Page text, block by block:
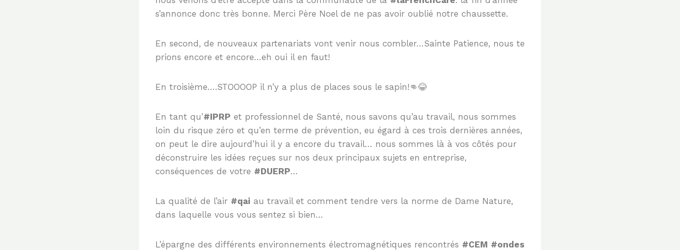
s’annonce donc très bonne. Merci Père Noel de ne pas avoir oublié notre chaussette.
En second, de nouveaux partenariats vont venir nous combler…Sainte Patience, nous te
prions encore et encore…eh oui il en faut!
En troisième….STOOOOP il n’y a plus de places sous le sapin!👊😂
En tant qu’#IPRP et professionnel de Santé, nous savons qu’au travail, nous sommes
loin du risque zéro et qu’en terme de prévention, eu égard à ces trois dernières années,
on peut le dire aujourd’hui il y a encore du travail… nous sommes là à vos côtés pour
déconstruire les idées reçues sur nos deux principaux sujets en entreprise,
conséquences de votre #DUERP…
La qualité de l’air #qai au travail et comment tendre vers la norme de Dame Nature,
dans laquelle vous vous sentez si bien…
L’épargne des différents environnements électromagnétiques rencontrés #CEM #ondes